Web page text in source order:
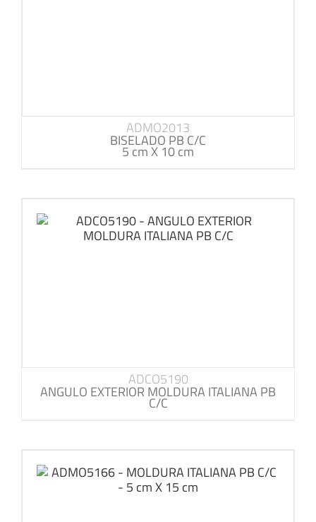
ADMO2013
BISELADO PB C/C
5 cm X 10 cm
ADCO5190
ANGULO EXTERIOR MOLDURA ITALIANA PB
C/C